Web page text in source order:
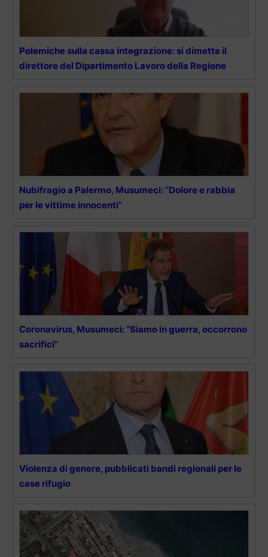
Polemiche sulla cassa integrazione: si dimette il
direttore del Dipartimento Lavoro della Regione
Nubifragio a Palermo, Musumeci: “Dolore e rabbia
per le vittime innocenti”
Coronavirus, Musumeci: “Siamo in guerra, occorrono
sacrifici”
Violenza di genere, pubblicati bandi regionali per le
case rifugio